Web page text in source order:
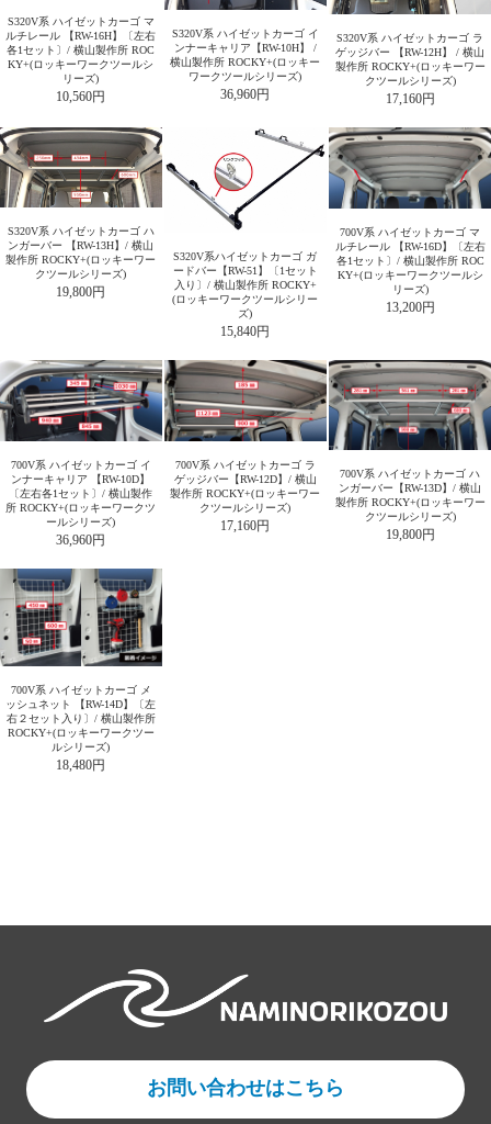
ハイゼット/アトレー(700
系) サイドバー&スライド
バー2本セット
ハイゼット/アトレー(700
系) サイドバー左右2本セ
ット
直留めタイプ
ハイゼット/アトレー(700
系) サイドバー&スライド
バー2本セット
ハイゼット/アトレー(700
系) サイドバー左右2本セ
ット
直留めタイプ（手すりを
手すり&直留め（手すりを
はずさずに）
バー2本セット
ット
直留めタイプ（手すりを
はずして4ヶ所）
手すり&直留め（手すりを
はずさずに）
成形天井あり
アトレーワゴン5代目・S3
00系 ハイゼットカーゴ サ
イドバー&スライドバー2
アトレーワゴン5代目・S3
00系 ハイゼットカーゴ サ
イドバー2本セット (型紙
成形天井なし
ハイゼット/アトレー(700
系) サイドバー&スライド
ハイゼット/アトレー(700
系) サイドバー左右2本セ
直留めタイプ（手すりを
はずして4ヶ所）
アトレーワゴン5代目・S300系 ハ
イゼットカーゴ サイドバー2本セ
ット (型紙付)
S320V系 ハイゼットカーゴ マ
ルチレール 【RW-16H】〔左右
各1セット〕/ 横山製作所 ROC
KY+(ロッキーワークツールシ
リーズ)
10,560円
S320V系 ハイゼットカーゴ イ
ンナーキャリア【RW-10H】 /
横山製作所 ROCKY+(ロッキー
ワークツールシリーズ)
36,960円
S320V系 ハイゼットカーゴ ラ
ゲッジバー 【RW-12H】 / 横山
製作所 ROCKY+(ロッキーワー
クツールシリーズ)
17,160円
S320V系 ハイゼットカーゴ ハ
ンガーバー 【RW-13H】/ 横山
製作所 ROCKY+(ロッキーワー
クツールシリーズ)
19,800円
S320V系ハイゼットカーゴ ガ
ードバー【RW-51】〔1セット
入り〕/ 横山製作所 ROCKY+
(ロッキーワークツールシリー
ズ)
15,840円
700V系 ハイゼットカーゴ マ
ルチレール 【RW-16D】〔左右
各1セット〕/ 横山製作所 ROC
KY+(ロッキーワークツールシ
リーズ)
13,200円
700V系 ハイゼットカーゴ イ
ンナーキャリア 【RW-10D】
〔左右各1セット〕/ 横山製作
所 ROCKY+(ロッキーワークツ
ールシリーズ)
36,960円
700V系 ハイゼットカーゴ ラ
ゲッジバー【RW-12D】/ 横山
製作所 ROCKY+(ロッキーワー
クツールシリーズ)
17,160円
700V系 ハイゼットカーゴ ハ
ンガーバー【RW-13D】/ 横山
製作所 ROCKY+(ロッキーワー
クツールシリーズ)
19,800円
700V系 ハイゼットカーゴ メ
ッシュネット 【RW-14D】〔左
右２セット入り〕/ 横山製作所
ROCKY+(ロッキーワークツー
ルシリーズ)
18,480円
お問い合わせはこちら